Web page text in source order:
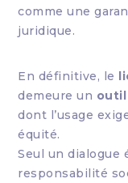
comme une
juridique.
En définitive, le
demeure un outil
dont l’usage
équité.
Seul un dialogue
responsabilité